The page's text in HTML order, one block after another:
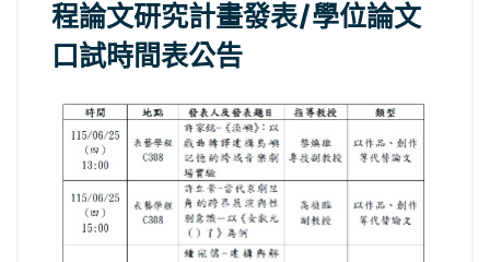
程論文研究計畫發表/學位論文
口試時間表公告